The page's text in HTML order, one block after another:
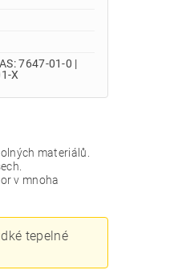
7647-01-0 |
X
materiálů.
v mnoha
tepelné